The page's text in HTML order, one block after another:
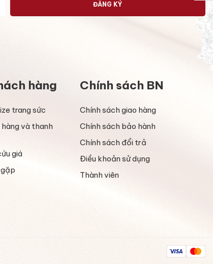
ĐĂNG KÝ
hàng
trang sức
hàng và thanh
giá
Chính sách BN
Chính sách giao hàng
Chính sách bảo hành
Chính sách đổi trả
Điều khoản sử dụng
Thành viên